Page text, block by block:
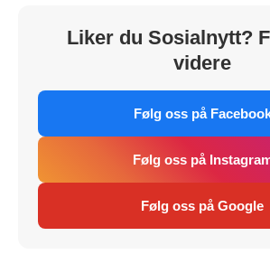
Liker du Sosialnytt?
videre
Følg oss på
Følg oss på
Følg oss på Google